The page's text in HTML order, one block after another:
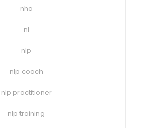
nha
nl
nlp
nlp coach
nlp practitioner
nlp training